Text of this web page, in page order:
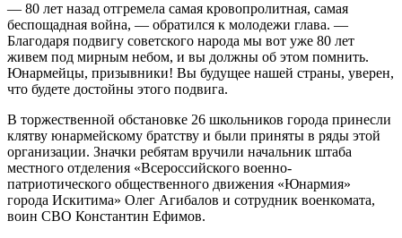
— 80 лет назад отгремела самая кровопролитная, самая
беспощадная война, — обратился к молодежи глава. —
Благодаря подвигу советского народа мы вот уже 80 лет
живем под мирным небом, и вы должны об этом помнить.
Юнармейцы, призывники! Вы будущее нашей страны, уверен,
что будете достойны этого подвига.
В торжественной обстановке 26 школьников города принесли
клятву юнармейскому братству и были приняты в ряды этой
организации. Значки ребятам вручили начальник штаба
местного отделения «Всероссийского военно-
патриотического общественного движения «Юнармия»
города Искитима» Олег Агибалов и сотрудник военкомата,
воин СВО Константин Ефимов.